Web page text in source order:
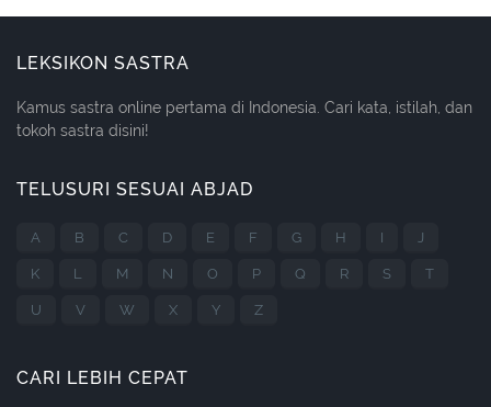
LEKSIKON SASTRA
Kamus sastra online pertama di Indonesia. Cari kata, istilah, dan
tokoh sastra disini!
TELUSURI SESUAI ABJAD
A B C D E F G H I J
K L M N O P Q R S T
U V W X Y Z
CARI LEBIH CEPAT